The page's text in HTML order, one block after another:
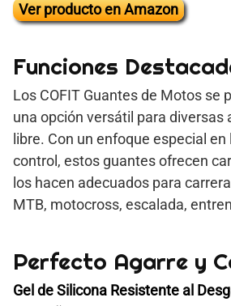
Ver producto en Amazon
Funciones
Los COFIT Guantes de Motos se
una opción versátil para diversas
libre. Con un enfoque especial en
control, estos guantes ofrecen
los hacen adecuados para
MTB, motocross, escalada,
Perfecto Agarre y
Gel de Silicona Resistente al